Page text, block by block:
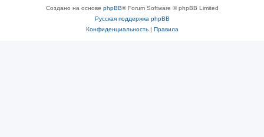
Создано на основе phpBB® Forum Software © phpBB Limited
Русская поддержка phpBB
Конфиденциальность| Правила